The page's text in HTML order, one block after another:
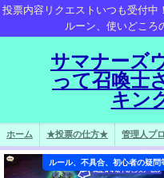
投票内容リクエストいつも受付
ルーン、使いどこ
サマナーズ
って召喚士
キン
ホーム ★投票の仕方★ 管理人プ
ルール、不具合、初心者の疑問